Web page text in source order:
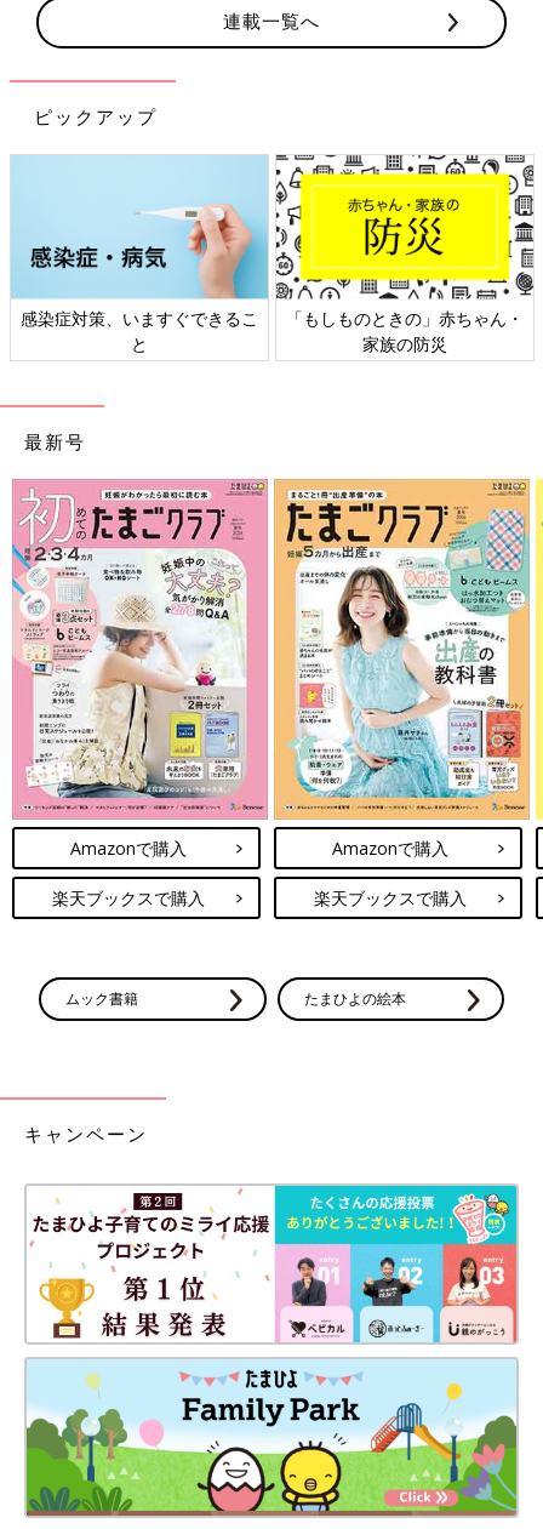
連載一覧へ
ピックアップ
ん・
日本外来小児科学会リーフレッ
六星占術 細木かおりさん
最新号
Amazonで購入
楽天ブックスで購入
Amazonで購入
楽天ブックスで購入
ムック書籍 たまひよの絵本
キャンペーン